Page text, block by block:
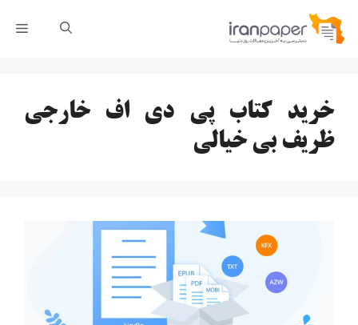
پرش
خرید کتاب پی دی اف خارجی
ظریف بی خیالی